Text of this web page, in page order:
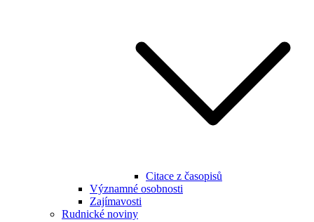
Citace z časopisů
Významné osobnosti
Zajímavosti
Rudnické noviny